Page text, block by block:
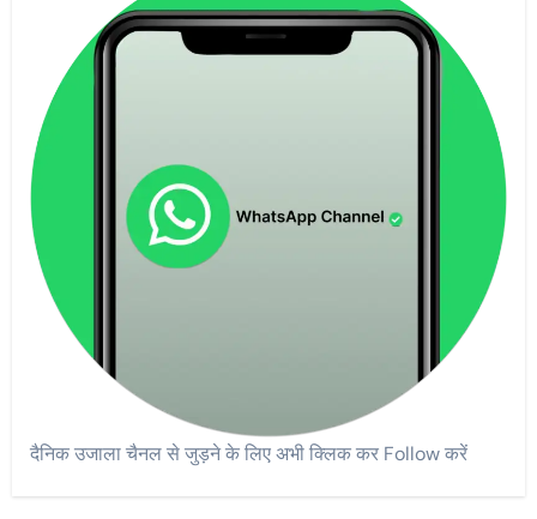
दैनिक उजाला चैनल से जुड़ने के लिए अभी क्लिक कर Follow करें